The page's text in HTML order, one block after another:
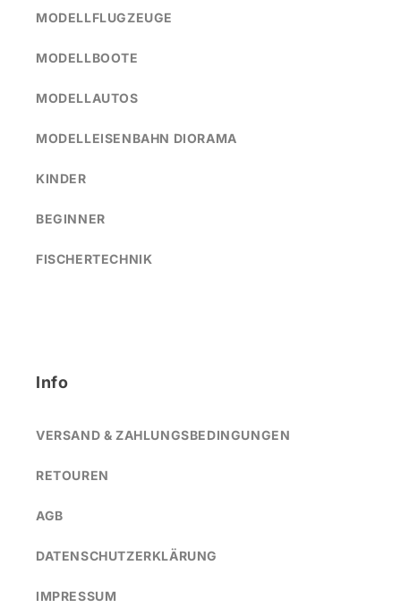
MODELLFLUGZEUGE
MODELLBOOTE
MODELLAUTOS
MODELLEISENBAHN DIORAMA
KINDER
BEGINNER
FISCHERTECHNIK
Info
VERSAND & ZAHLUNGSBEDINGUNGEN
RETOUREN
AGB
DATENSCHUTZERKLÄRUNG
IMPRESSUM